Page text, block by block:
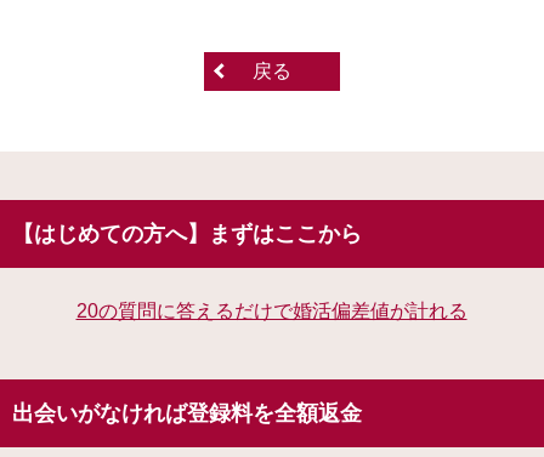
戻る
【はじめての方へ】まずはここから
20の質問に答えるだけで婚活偏差値が計れる
出会いがなければ登録料を全額返金